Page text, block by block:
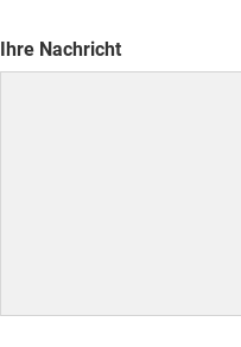
Ihre Nachricht